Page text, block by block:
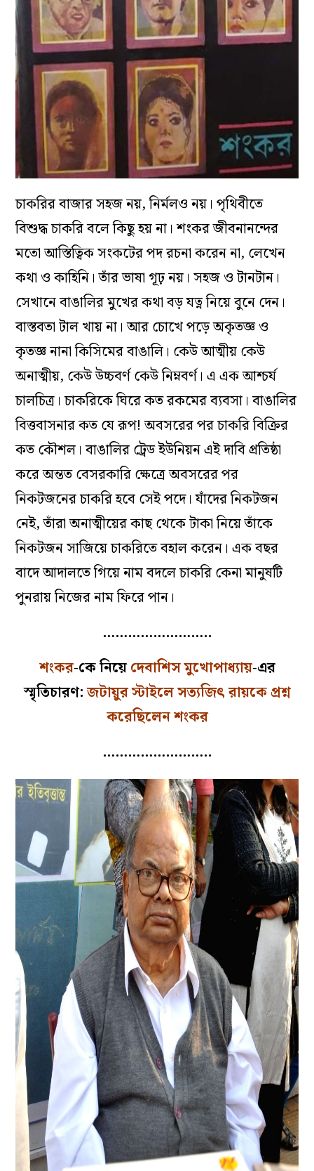
চাকরির বাজার সহজ নয়, নির্মলও নয়। পৃথিবীতে
বিশুদ্ধ চাকরি বলে কিছু হয় না। শংকর জীবনানন্দের
মতো আস্তিত্বিক সংকটের পদ রচনা করেন না, লেখেন
কথা ও কাহিনি। তাঁর ভাষা গূঢ় নয়। সহজ ও টানটান।
সেখানে বাঙালির মুখের কথা বড় যত্ন নিয়ে বুনে দেন।
বাস্তবতা টাল খায় না। আর চোখে পড়ে অকৃতজ্ঞ ও
কৃতজ্ঞ নানা কিসিমের বাঙালি। কেউ আত্মীয় কেউ
অনাত্মীয়, কেউ উচ্চবর্ণ কেউ নিম্নবর্ণ। এ এক আশ্চর্য
চালচিত্র। চাকরিকে ঘিরে কত রকমের ব্যবসা। বাঙালির
বিত্তবাসনার কত যে রূপ! অবসরের পর চাকরি বিক্রির
কত কৌশল। বাঙালির ট্রেড ইউনিয়ন এই দাবি প্রতিষ্ঠা
করে অন্তত বেসরকারি ক্ষেত্রে অবসরের পর
নিকটজনের চাকরি হবে সেই পদে। যাঁদের নিকটজন
নেই, তাঁরা অনাত্মীয়ের কাছ থেকে টাকা নিয়ে তাঁকে
নিকটজন সাজিয়ে চাকরিতে বহাল করেন। এক বছর
বাদে আদালতে গিয়ে নাম বদলে চাকরি কেনা মানুষটি
পুনরায় নিজের নাম ফিরে পান।
……………………..
শংকর-কে নিয়েদেবাশিস মুখোপাধ্যায়-এর
স্মৃতিচারণ:জটায়ুর স্টাইলে সত্যজিৎ রায়কে প্রশ্ন
করেছিলেন শংকর
……………………..